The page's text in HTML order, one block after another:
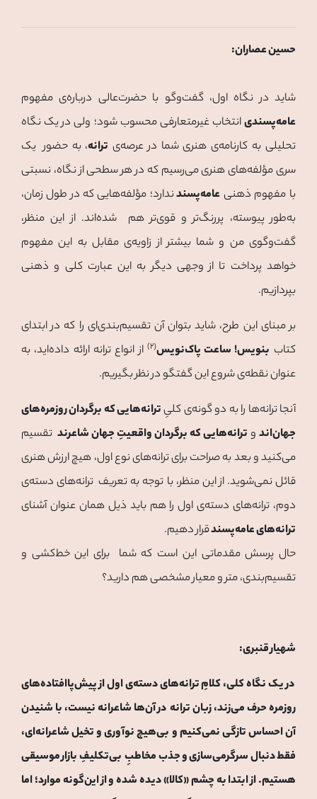
حسین عصاران:
شاید در نگاه اول، گفت‌وگو با حضرت‌عالی درباره‌ی مفهوم
عامه‌پسندیانتخاب غیرمتعارفی محسوب شود؛ ولی در یک نگاه
تحلیلی به کارنامه‌ی هنری شما در عرصه‌ی ترانه، به حضور یک
سری مؤلفه‌های هنری می‌رسیم که در هر سطحی از نگاه، نسبتی
با مفهوم ذهنی عامه‌پسندندارد؛ مؤلفه‌هایی که در طول زمان،
به‌طور پیوسته، پررنگ‌تر و قوی‌تر هم شده‌اند. از این منظر،
گفت‌وگوی من و شما بیشتر از زاویه‌ی مقابل به این مفهوم
خواهد پرداخت تا از وجهی دیگر به این عبارت کلی و ذهنی
بپردازیم.
بر مبنای این طرح، شاید بتوان آن تقسیم‌بندی‌ای را که در ابتدای
کتاب بنویس! ساعت پاک‌نویس(۲)
از انواع ترانه ارائه داده‌اید، به
عنوان نقطه‌ی شروع این گفتگو در نظر بگیریم.
آنجا ترانه‌ها را به دو گونه‌ی کلیِترانه‌هایی که برگردان روزمره‌های
جهان‌اند و ترانه‌هایی که برگردان واقعیتِ جهان شاعرند تقسیم
می‌کنید و بعد به صراحت برای ترانه‌های نوع اول، هیچ ارزش هنری
قائل نمی‌شوید. از این منظر، با توجه به تعریف ترانه‌های دسته‌ی
دوم، ترانه‌های دسته‌ی اول را هم باید ذیل همان عنوان آشنای
ترانه‌های عامه‌پسندقرار دهیم.
حال پرسش مقدماتی این است که شما برای این خط‌کشی و
تقسیم‌بندی، متر و معیار مشخصی هم دارید؟
شهیار قنبری:
در یک نگاه کلی، کلامِ ترانه‌های دسته‌ی اول از پیش‌پاافتاده‌های
روزمره حرف می‌زند، زبان ترانه‌ در آن‌ها شاعرانه نیست، با شنیدن
آن احساس تازگی نمی‌کنیم و بی‌هیچ نوآوری و تخیل شاعرانه‌ای،
فقط دنبال سرگرمی‌سازی و جذب مخاطبِ بی‌تکلیفِ بازار موسیقی
هستیم. از ابتدا به چشم «کالا» دیده شده و از این‌گونه موارد؛ اما